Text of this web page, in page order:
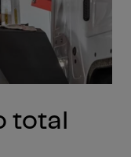
total